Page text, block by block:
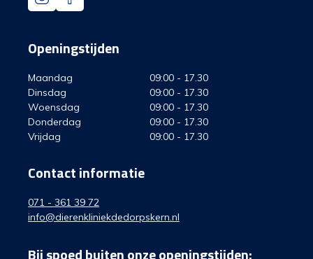
Openingstijden
Maandag
09:00 - 17.30
Dinsdag
09:00 - 17.30
Woensdag
09:00 - 17.30
Donderdag
09:00 - 17.30
Vrijdag
09:00 - 17.30
Contact informatie
071 - 361 39 72
info@dierenkliniekdedorpskern.nl
Bij spoed buiten onze openingstijden: